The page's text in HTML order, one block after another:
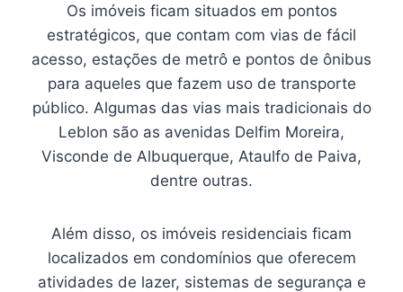
Os imóveis ficam situados em pontos
estratégicos, que contam com vias de fácil
acesso, estações de metrô e pontos de ônibus
para aqueles que fazem uso de transporte
público. Algumas das vias mais tradicionais do
Leblon são as avenidas Delfim Moreira,
Visconde de Albuquerque, Ataulfo de Paiva,
dentre outras.
Além disso, os imóveis residenciais ficam
localizados em condomínios que oferecem
atividades de lazer, sistemas de segurança e